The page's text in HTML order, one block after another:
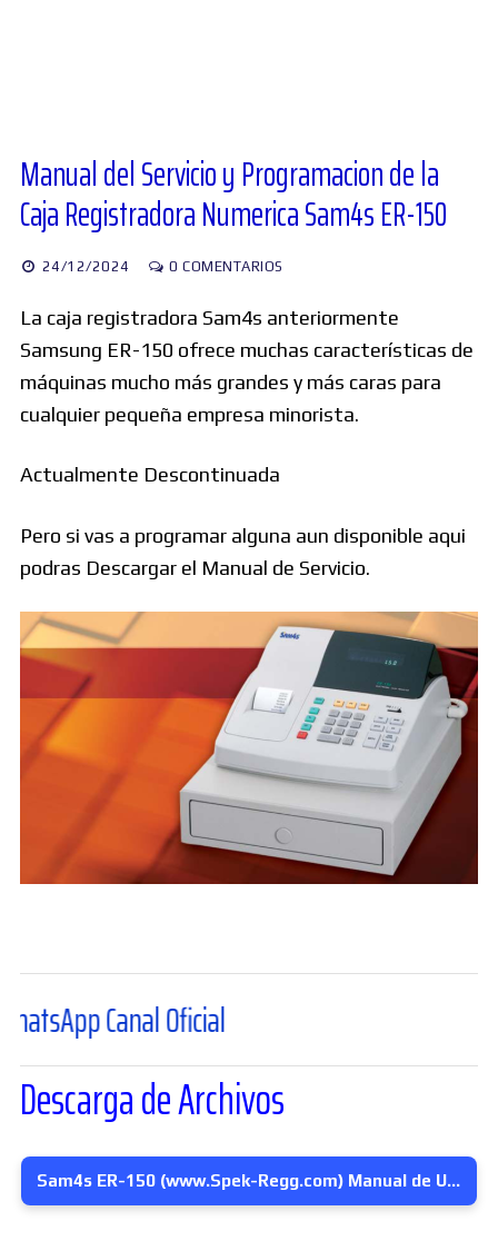
Foros
Buscar:
Manual del Servicio y Programacion de la
Caja Registradora Numerica Sam4s ER-150
24/12/2024 0 COMENTARIOS
La caja registradora Sam4s anteriormente
Samsung ER-150 ofrece muchas características de
máquinas mucho más grandes y más caras para
cualquier pequeña empresa minorista.
Actualmente Descontinuada
Pero si vas a programar alguna aun disponible aqui
podras Descargar el Manual de Servicio.
Canal Oficial
Descarga de Archivos
Sam4s ER-150 (www.Spek-Regg.com) Manual de Usuario en Ingles